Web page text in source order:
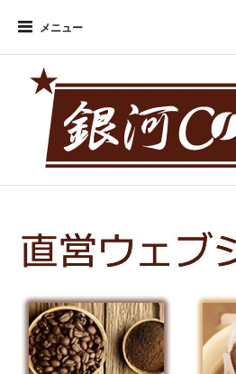
メニュー